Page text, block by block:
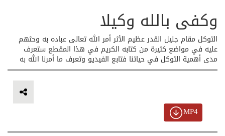
وكفى بالله وكيلا
التوكل مقام جليل القدر عظيم الأثر أمر الله تعالى عباده به وحثهم
عليه في مواضع كثيرة من كتابه الكريم في هذا المقطع ستعرف
مدى أهمية التوكل في حياتنا فتابع الفيديو وتعرف ما أمرنا الله به
MP4